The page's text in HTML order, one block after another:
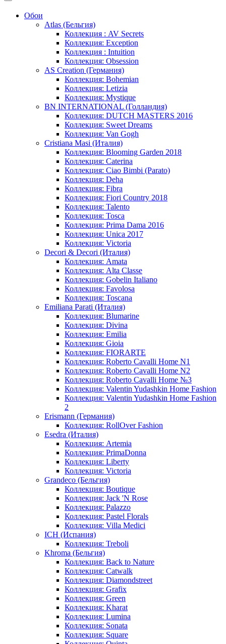
Обои
Atlas (Бельгия)
Коллекция : AV Secrets
Коллекция: Exception
Коллекция : Intuition
Коллекция: Obsession
AS Creation (Германия)
Коллекция: Bohemian
Коллекция: Letizia
Коллекция: Mystique
BN INTERNATIONAL (Голландия)
Коллекция: DUTCH MASTERS 2016
Коллекция: Sweet Dreams
Коллекция: Van Gogh
Cristiana Masi (Италия)
Коллекция: Blooming Garden 2018
Коллекция: Caterina
Коллекция: Ciao Bimbi (Parato)
Коллекция: Deha
Коллекция: Fibra
Коллекция: Fiori Country 2018
Коллекция: Talento
Коллекция: Tosca
Коллекция: Prima Dama 2016
Коллекция: Unica 2017
Коллекция: Victoria
Decori & Decori (Италия)
Коллекция: Amata
Коллекция: Alta Classe
Коллекция: Gobelin Italiano
Коллекция: Favolosa
Коллекция: Toscana
Emiliana Parati (Италия)
Коллекция: Blumarine
Коллекция: Divina
Коллекция: Emilia
Коллекция: Gioia
Коллекция: FIORARTE
Коллекция: Roberto Cavalli Home N1
Коллекция: Roberto Cavalli Home N2
Коллекция: Roberto Cavalli Home №3
Коллекция: Valentin Yudashkin Home Fashion
Коллекция: Valentin Yudashkin Home Fashion
2
Erismann (Германия)
Коллекция: RollOver Fashion
Esedra (Италия)
Коллекция: Artemia
Коллекция: PrimaDonna
Коллекция: Liberty
Коллекция: Victoria
Grandeco (Бельгия)
Коллекция: Boutique
Коллекция: Jack 'N Rose
Коллекция: Palazzo
Коллекция: Pastel Florals
Коллекция: Villa Medici
ICH (Испания)
Коллекция: Treboli
Khroma (Бельгия)
Коллекция: Back to Nature
Коллекция: Catwalk
Коллекция: Diamondstreet
Коллекция: Grafix
Коллекция: Green
Коллекция: Kharat
Коллекция: Lumina
Коллекция: Sonata
Коллекция: Square